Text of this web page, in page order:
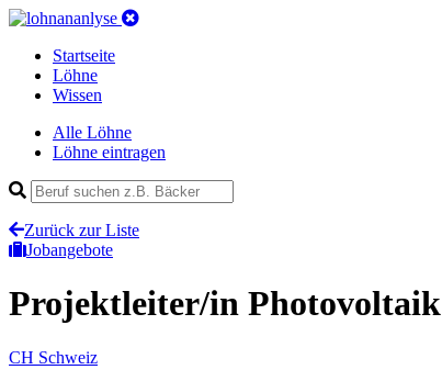
Startseite
Löhne
Wissen
Alle Löhne
Löhne eintragen
Zurück zur Liste
Jobangebote
Projektleiter/in Photovoltaik
CH Schweiz